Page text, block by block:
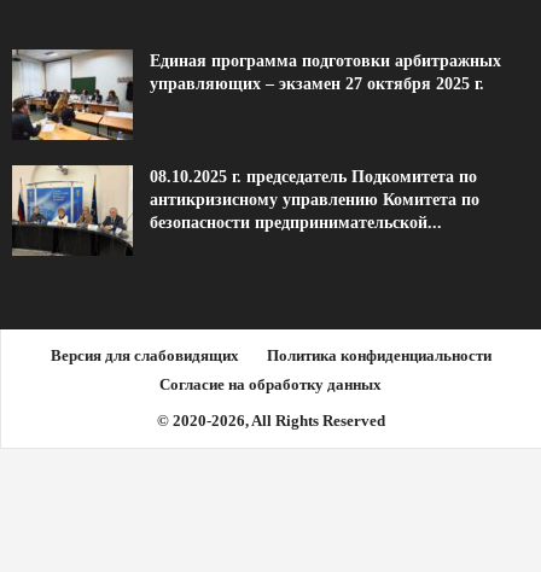
Единая программа подготовки арбитражных
управляющих – экзамен 27 октября 2025 г.
08.10.2025 г. председатель Подкомитета по
антикризисному управлению Комитета по
безопасности предпринимательской...
Версия для слабовидящих
Политика конфиденциальности
Согласие на обработку данных
© 2020-2026, All Rights Reserved